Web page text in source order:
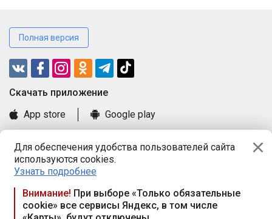
Для обеспечения удобства пользователей сайта
используются cookies.
Узнать подробнее
Внимание! При выборе «Только обязательные
cookie» все сервисы Яндекс, в том числе
Полная версия
Cкачать приложение
App store
Google play
Книга замечаний и предложений
Правила и документы
Praca.by © 2000—2026, ООО «ПРАЦА БАЙ»
Республика Беларусь, 220114, г. Минск, пр-т Независимости
117а, пом. № 9.